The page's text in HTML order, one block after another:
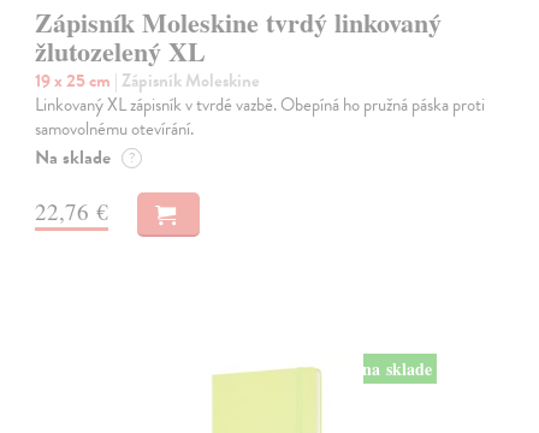
Zápisník Moleskine tvrdý linkovaný
žlutozelený XL
19 x 25 cm | Zápisník Moleskine
Linkovaný XL zápisník v tvrdé vazbě. Obepíná ho pružná páska proti
samovolnému otevírání.
Na sklade ?
22,76 €
na sklade